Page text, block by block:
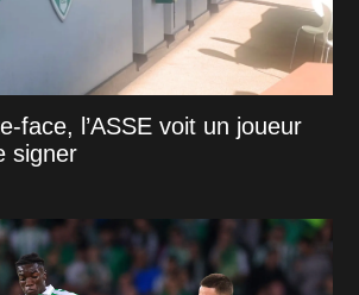
face, l’ASSE voit un joueur
signer